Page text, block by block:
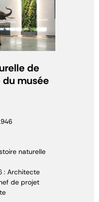
de
du musée
naturelle
: Architecte
de projet